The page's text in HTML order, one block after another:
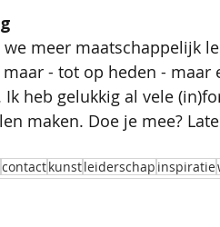
meer maatschappelijk
maar - tot op heden -
Ik heb gelukkig al vele
maken. Doe je mee?
contactkunstleiderschap inspiratie